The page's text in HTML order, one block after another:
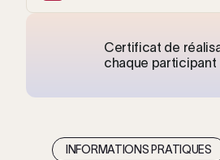
Certificat de
chaque participant
INFORMATIONS PRATIQUES